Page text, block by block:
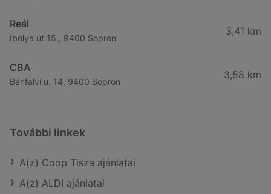
Reál
Ibolya út 15., 9400 Sopron
3,41 km
CBA
Bánfalvi u. 14, 9400 Sopron
3,58 km
További linkek
A(z) Coop Tisza ajánlatai
A(z) ALDI ajánlatai